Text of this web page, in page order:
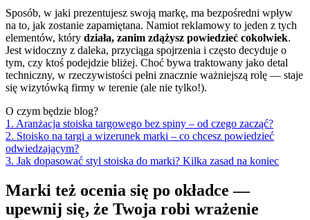
Sposób, w jaki prezentujesz swoją markę, ma bezpośredni wpływ
na to, jak zostanie zapamiętana. Namiot reklamowy to jeden z tych
elementów, który działa, zanim zdążysz powiedzieć cokolwiek.
Jest widoczny z daleka, przyciąga spojrzenia i często decyduje o
tym, czy ktoś podejdzie bliżej. Choć bywa traktowany jako detal
techniczny, w rzeczywistości pełni znacznie ważniejszą rolę — staje
się wizytówką firmy w terenie (ale nie tylko!).
O czym będzie blog?
1. Aranżacja stoiska targowego bez spiny – od czego zacząć?
2. Stoisko na targi a wizerunek marki – co chcesz powiedzieć
odwiedzającym?
3. Jak dopasować styl stoiska do marki? Kilka zasad na koniec
Marki też ocenia się po okładce —
upewnij się, że Twoja robi wrażenie